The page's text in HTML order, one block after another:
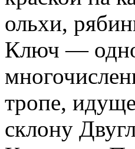
ольхи,
Ключ —
тропе,
склону